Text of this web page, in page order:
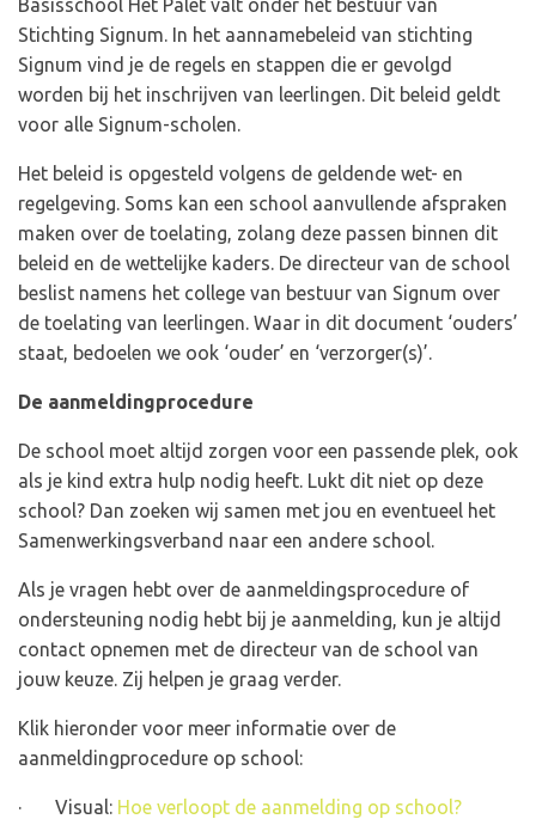
Basisschool Het Palet valt onder het bestuur van
Stichting Signum. In het aannamebeleid van stichting
Signum vind je de regels en stappen die er gevolgd
worden bij het inschrijven van leerlingen. Dit beleid geldt
voor alle Signum-scholen.
Het beleid is opgesteld volgens de geldende wet- en
regelgeving. Soms kan een school aanvullende afspraken
maken over de toelating, zolang deze passen binnen dit
beleid en de wettelijke kaders. De directeur van de school
beslist namens het college van bestuur van Signum over
de toelating van leerlingen. Waar in dit document ‘ouders’
staat, bedoelen we ook ‘ouder’ en ‘verzorger(s)’.
De aanmeldingprocedure
De school moet altijd zorgen voor een passende plek, ook
als je kind extra hulp nodig heeft. Lukt dit niet op deze
school? Dan zoeken wij samen met jou en eventueel het
Samenwerkingsverband naar een andere school.
Als je vragen hebt over de aanmeldingsprocedure of
ondersteuning nodig hebt bij je aanmelding, kun je altijd
contact opnemen met de directeur van de school van
jouw keuze. Zij helpen je graag verder.
Klik hieronder voor meer informatie over de
aanmeldingprocedure op school:
· Visual: Hoe verloopt de aanmelding op school?